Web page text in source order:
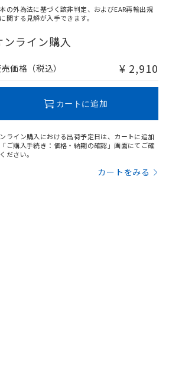
の外為法に基づく該非判定、およびEAR再輸出規
関する見解が入手できます。
ンライン購入
価格（税込） ¥ 2,910
カートに追加
ライン購入における出荷予定日は、カートに追加
ご購入手続き：価格・納期の確認」画面にてご確
ださい。
カートをみる